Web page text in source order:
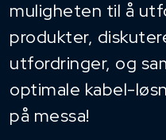
muligheten til å
produkter,
utfordringer, og
optimale kabel-
på messa!